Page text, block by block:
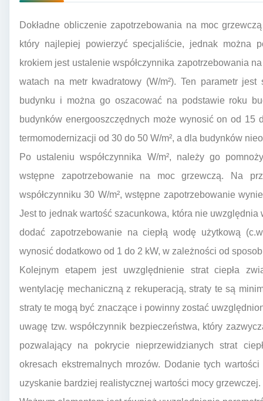
Dokładne obliczenie zapotrzebowania na moc
który najlepiej powierzyć specjaliście, jednak można
krokiem jest ustalenie współczynnika zapotrzebowania
watach na metr kwadratowy (W/m²). Ten parametr
budynku i można go oszacować na podstawie roku
budynków energooszczędnych może wynosić on od 15
termomodernizacji od 30 do 50 W/m², a dla budynków
Po ustaleniu współczynnika W/m², należy go
wstępne zapotrzebowanie na moc grzewczą. Na
współczynniku 30 W/m², wstępne zapotrzebowanie
Jest to jednak wartość szacunkowa, która nie
dodać zapotrzebowanie na ciepłą wodę użytkową
wynosić dodatkowo od 1 do 2 kW, w zależności od
Kolejnym etapem jest uwzględnienie strat ciepła
wentylację mechaniczną z rekuperacją, straty te są
straty te mogą być znaczące i powinny zostać
uwagę tzw. współczynnik bezpieczeństwa, który
pozwalający na pokrycie nieprzewidzianych strat
okresach ekstremalnych mrozów. Dodanie tych
uzyskanie bardziej realistycznej wartości mocy grzewczej.